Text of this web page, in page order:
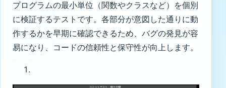
プログラムの最小単位（関数やクラスなど）を個別
に検証するテストです。各部分が意図した通りに動
作するかを早期に確認できるため、バグの発見が容
易になり、コードの信頼性と保守性が向上します。